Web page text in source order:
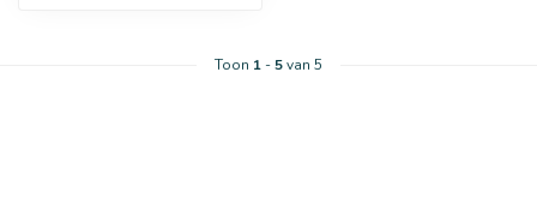
Toon 1 -5van 5